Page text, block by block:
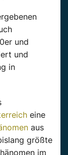
und
und
in
eine
aus
größte
im